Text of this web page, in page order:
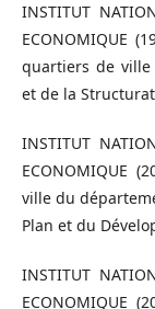
INSTITUT
ECONOMIQUE
quartiers de ville
et de la
INSTITUT
ECONOMIQUE
ville du
Plan et du
INSTITUT
ECONOMIQUE